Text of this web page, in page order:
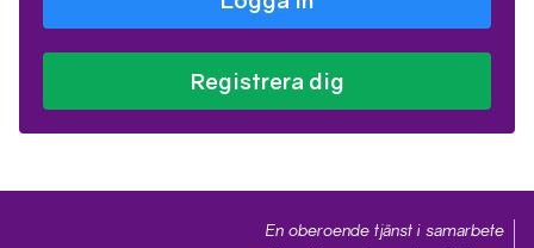
Registrera dig
En oberoende tjänst i samarbete